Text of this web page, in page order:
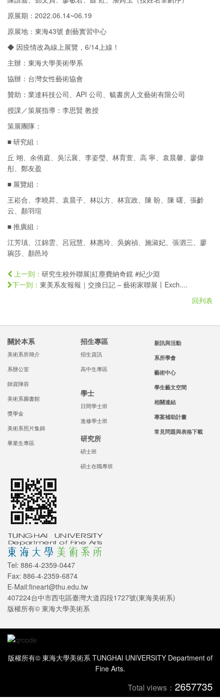
原展期：2022.06.14~06.19
原展地：東海43號 創藝實習中心
◆ 因疫情改為線上展覽，6/14上線！
主辦：東海大學美術學系
協辦：台灣女性藝術協會
贊助：業達科技公司、API 公司、毓書房人文藝術有限公司
授課／策展指導：李思賢 教授
策展團隊：
■ 研究組：
丘 翊、余侑庭、吳沄襄、李姿瑩、林育萱、高 寧、袁晨馨、廖偉
彤、鄭友盈
■ 展覽組：
王崧合、李曉昇、袁晨子、林以方、林宜政、陳 盼、陳 曙、張齡
云、顏羽瑄
■ 推廣組：
江芳瑱、江錦雲、呂冠慧、林惠玲、吳婉禎、施淑妃、張泗三、廖
琬莎、顏邑玲
上一則： 研究生校外聯展|紅塵費納奇鏡 #紀少淵
下一則： 東美系友報報｜交換日記 – 藝術家聯展丨Exch....
回列表
關於本系
美術系所簡介
系辦公室
師資陣容
美術系圖書館
獎學金
美術系照片集錦
畢業生專區
招生專區
招生資訊
高中生專區
學士
日間學士班
進修學士班
研究所
碩士班
碩士在職專班
新訊與活動
系所學會
藝術中心
學生藝文空間
相關連結
專案補助計畫
常見問題與表格下載
Tel: 886-4-2359-0447
Fax: 886-4-2359-6874
E-Mail:fineart@thu.edu.tw
407224台中市西屯區臺灣大道四段1727號(東海美術系)
版權所有© 東海大學美術系
版權所有© 東海大學美術系 TUNGHAI UNIVERSITY Department of
Fine Arts.
Total views： 2657735